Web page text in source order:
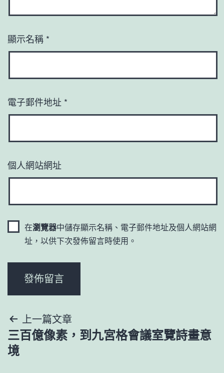
顯示名稱 *
電子郵件地址 *
個人網站網址
在瀏覽器中儲存顯示名稱、電子郵件地址及個人網站網
址，以供下次發佈留言時使用。
文
章
上一篇文章
三百億像素，到九宮格會議室覽詩畫意
境